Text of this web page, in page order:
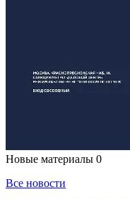
Новые материалы 0
Все новости